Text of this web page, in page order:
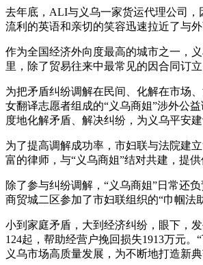
去年底，ALI与义乌一家货运代理公司，
流利的英语和亲切的笑容迅速拉近了与
作为全国经济外向度最高的城市之一，
里，除了贸易往来中最常见的因合同订
为把矛盾纠纷调解在民间、化解在市场
女翻译志愿者组成的“义乌商姐”涉外公
度地化解矛盾、解决纠纷，为义乌平安建
为了提高调解成功率，市妇联与法院建
富的律师，与“义乌商姐”结对共建，提
除了参与纠纷调解，“义乌商姐”日常还
商贸城二区参加了市妇联组织的“巾帼法
小到家庭矛盾，大到经济纠纷，眼下，
124起，帮助经营户挽回损失1913万元。
义乌市场高质量发展，为不断地打造新